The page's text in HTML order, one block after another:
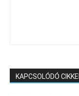
KAPCSOLÓDÓ